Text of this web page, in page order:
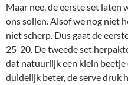
Maar nee, de eerste set laten
ons sollen. Alsof we nog niet
niet scherp. Dus gaat de
25-20. De tweede set
dat natuurlijk een klein beetje
duidelijk beter, de serve druk